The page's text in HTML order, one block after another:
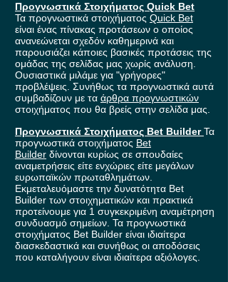
Προγνωστικά Στοιχήματος Quick Bet
Τα προγνωστικά στοιχήματος Quick Bet
είναι ένας πίνακας προτάσεων ο οποίος
ανανεώνεται σχεδόν καθημερινά και
παρουσιάζει κάποιες βασικές προτάσεις της
ομάδας της σελίδας μας χωρίς ανάλυση.
Ουσιαστικά μιλάμε για "γρήγορες"
προβλέψεις. Συνήθως τα προγνωστικά αυτά
συμβαδίζουν με τα άρθρα προγνωστικών
στοιχήματος που θα βρείς στην σελίδα μας.
Προγνωστικά Στοιχήματος Bet BuilderΤα
προγνωστικά στοιχήματος Bet
Builder δίνονται κυρίως σε σπουδαίες
αναμετρήσεις είτε ενχώριες είτε μεγάλων
ευρωπαϊκών πρωταθλημάτων.
Εκμεταλευόμαστε την δυνατότητα Bet
Builder των στοιχηματικών και πρακτικά
προτείνουμε για 1 συγκεκριμένη αναμέτρηση
συνδυασμό σημείων. Τα προγνωστικά
στοιχήματος Bet Builder είναι ιδιαίτερα
διασκεδαστικά και συνήθως οι αποδόσεις
που καταλήγουν είναι ιδιαίτερα αξιόλογες.